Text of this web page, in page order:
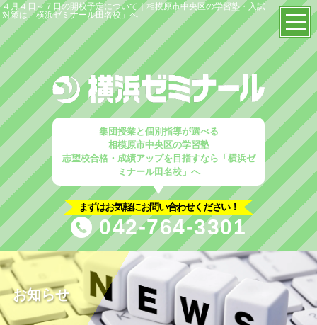
４月４日～７日の開校予定について｜相模原市中央区の学習塾・入試
対策は「横浜ゼミナール田名校」へ
集団授業と個別指導が選べる
相模原市中央区の学習塾
志望校合格・成績アップを目指すなら「横浜ゼ
ミナール田名校」へ
まずはお気軽にお問い合わせください！
042-764-3301
お知らせ
TOP
当塾の特徴
塾概要
はじめての方へ
入塾案内
塾選びのポイント
コース解説
小学生コース
中学生コース